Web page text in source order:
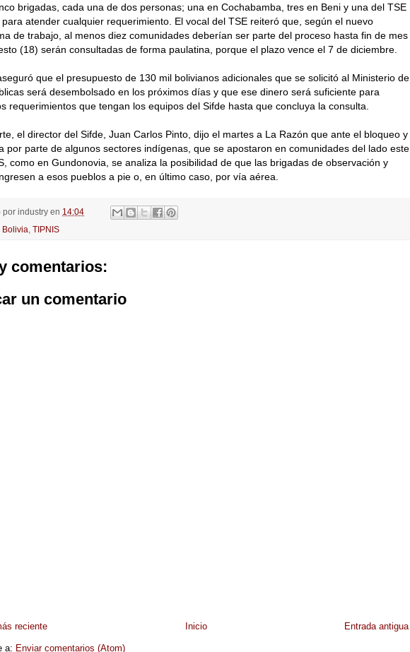
brigadas, cada una de dos personas; una en Cochabamba, tres en Beni y una del TSE
atender cualquier requerimiento. El vocal del TSE reiteró que, según el nuevo
de trabajo, al menos diez comunidades deberían ser parte del proceso hasta fin de mes
(18) serán consultadas de forma paulatina, porque el plazo vence el 7 de diciembre.
que el presupuesto de 130 mil bolivianos adicionales que se solicitó al Ministerio de
será desembolsado en los próximos días y que ese dinero será suficiente para
requerimientos que tengan los equipos del Sifde hasta que concluya la consulta.
el director del Sifde, Juan Carlos Pinto, dijo el martes a La Razón que ante el bloqueo y
por parte de algunos sectores indígenas, que se apostaron en comunidades del lado este
como en Gundonovia, se analiza la posibilidad de que las brigadas de observación y
a esos pueblos a pie o, en último caso, por vía aérea.
por industry en 14:04
Bolivia TIPNIS
comentarios:
un comentario
reciente Entrada antigua
Inicio
a: Enviar comentarios (Atom)